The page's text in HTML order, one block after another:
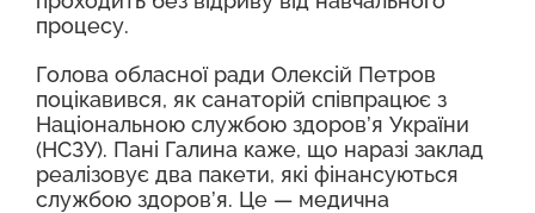
процесу.
Голова обласної ради Олексій Петров
поцікавився, як санаторій співпрацює з
Національною службою здоров’я України
(НСЗУ). Пані Галина каже, що наразі заклад
реалізовує два пакети, які фінансуються
службою здоров’я. Це — медична